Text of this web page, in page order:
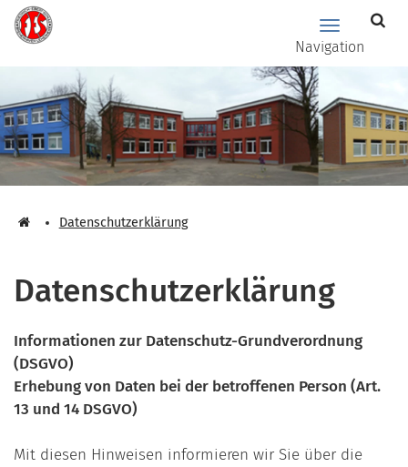
Zum Hauptinhalt springen
Navigation
Datenschutzerklärung
Datenschutzerklärung
Informationen zur Datenschutz-Grundverordnung
(DSGVO)
Erhebung von Daten bei der betroffenen Person (Art.
13 und 14 DSGVO)
Mit diesen Hinweisen informieren wir Sie über die